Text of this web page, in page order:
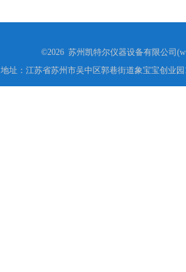
©2026 苏州凯特尔仪器设备有限公司
地址：江苏省苏州市吴中区郭巷街道象宝宝创业